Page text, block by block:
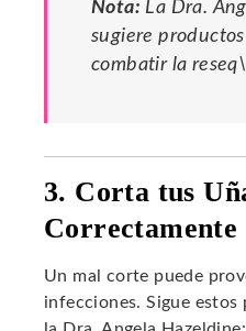
Nota: La Dra.
sugiere
combatir la
3. Corta tus
Correctamente
Un mal corte puede
infecciones. Sigue estos